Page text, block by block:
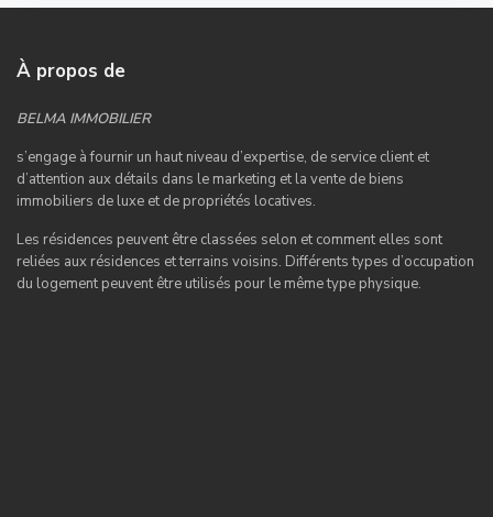
À propos de
BELMA IMMOBILIER
s’engage à fournir un haut niveau d’expertise, de service client et
d’attention aux détails dans le marketing et la vente de biens
immobiliers de luxe et de propriétés locatives.
Les résidences peuvent être classées selon et comment elles sont
reliées aux résidences et terrains voisins. Différents types d’occupation
du logement peuvent être utilisés pour le même type physique.